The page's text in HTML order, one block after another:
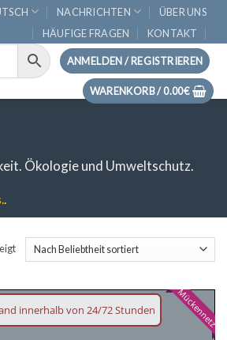
NACHRICHTEN
ÜBER UNS
HÄUFIGE FRAGEN
KONTAKT
ANMELDEN / REGISTRIEREN
WARENKORB /0.00€
Ökologie und Umweltschutz.
.
Nach
Beliebtheit
innerhalb von 24/72 Stunden Mückennetz